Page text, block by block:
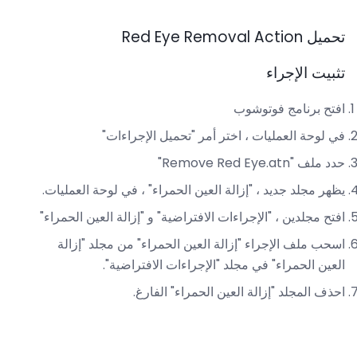
تحميل Red Eye Removal Action
تثبيت الإجراء
افتح برنامج فوتوشوب
في لوحة العمليات ، اختر أمر "تحميل الإجراءات"
حدد ملف "Remove Red Eye.atn"
يظهر مجلد جديد ، "إزالة العين الحمراء" ، في لوحة العمليات.
افتح مجلدين ، "الإجراءات الافتراضية" و "إزالة العين الحمراء"
اسحب ملف الإجراء "إزالة العين الحمراء" من مجلد "إزالة
العين الحمراء" في مجلد "الإجراءات الافتراضية".
احذف المجلد "إزالة العين الحمراء" الفارغ.